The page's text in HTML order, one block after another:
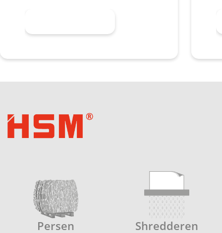
Persen Shredderen